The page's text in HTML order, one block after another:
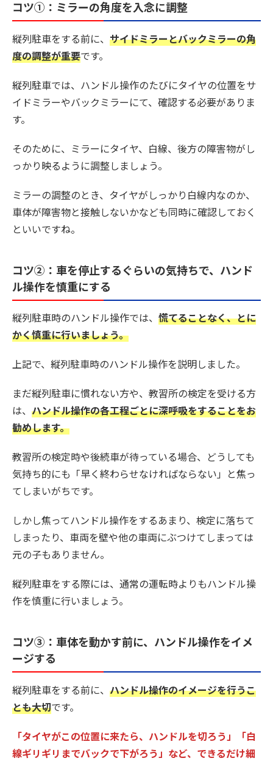
コツ①：ミラーの角度を入念に調整
縦列駐車をする前に、 サイドミラーとバックミラーの角
度の調整が重要です。
縦列駐車では、ハンドル操作のたびにタイヤの位置をサ
イドミラーやバックミラーにて、確認する必要がありま
す。
そのために、ミラーにタイヤ、白線、後方の障害物がし
っかり映るように調整しましょう。
ミラーの調整のとき、タイヤがしっかり白線内なのか、
車体が障害物と接触しないかなども同時に確認しておく
といいですね。
コツ②：車を停止するぐらいの気持ちで、ハンド
ル操作を慎重にする
縦列駐車時のハンドル操作では、 慌てることなく、とに
かく慎重に行いましょう。
上記で、縦列駐車時のハンドル操作を説明しました。
まだ縦列駐車に慣れない方や、教習所の検定を受ける方
は、 ハンドル操作の各工程ごとに深呼吸をすることをお
勧めします。
教習所の検定時や後続車が待っている場合、どうしても
気持ち的にも「早く終わらせなければならない」と焦っ
てしまいがちです。
しかし焦ってハンドル操作をするあまり、検定に落ちて
しまったり、車両を壁や他の車両にぶつけてしまっては
元の子もありません。
縦列駐車をする際には、通常の運転時よりもハンドル操
作を慎重に行いましょう。
コツ③：車体を動かす前に、ハンドル操作をイメ
ージする
縦列駐車をする前に、 ハンドル操作のイメージを行うこ
とも大切です。
「タイヤがこの位置に来たら、ハンドルを切ろう」「白
線ギリギリまでバックで下がろう」など、できるだけ細